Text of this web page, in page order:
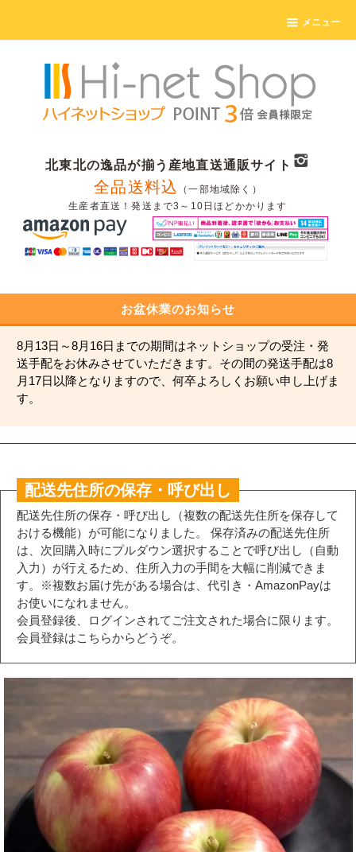
メニュー
北東北の逸品が揃う産地直送通販サイト
全品送料込
（一部地域除く）
生産者直送！発送まで3～10日ほどかかります
お盆休業のお知らせ
8月13日～8月16日までの期間はネットショップの受注・発
送手配をお休みさせていただきます。その間の発送手配は8
月17日以降となりますので、何卒よろしくお願い申し上げま
す。
配送先住所の保存・呼び出し
配送先住所の保存・呼び出し（複数の配送先住所を保存して
おける機能）が可能になりました。 保存済みの配送先住所
は、次回購入時にプルダウン選択することで呼び出し（自動
入力）が行えるため、住所入力の手間を大幅に削減できま
す。※複数お届け先がある場合は、代引き・AmazonPayは
お使いになれません。
会員登録後、ログインされてご注文された場合に限ります。
会員登録はこちらからどうぞ。